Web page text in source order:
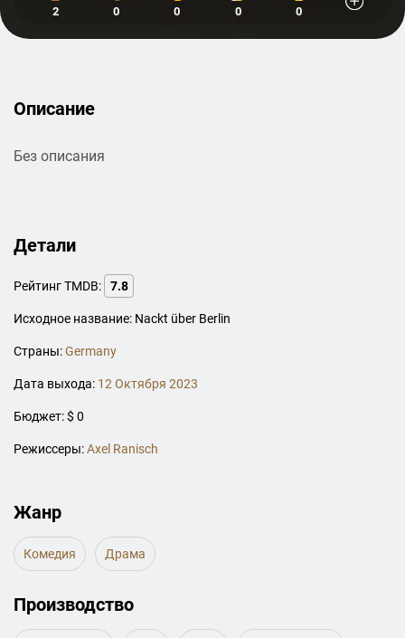
2 0 0 0 0
Описание
Без описания
Детали
Рейтинг TMDB: 7.8
Исходное название: Nackt über Berlin
Страны:Germany
Дата выхода: 12 Октября 2023
Бюджет: $ 0
Режиссеры:Axel Ranisch
Жанр
Комедия Драма
Производство